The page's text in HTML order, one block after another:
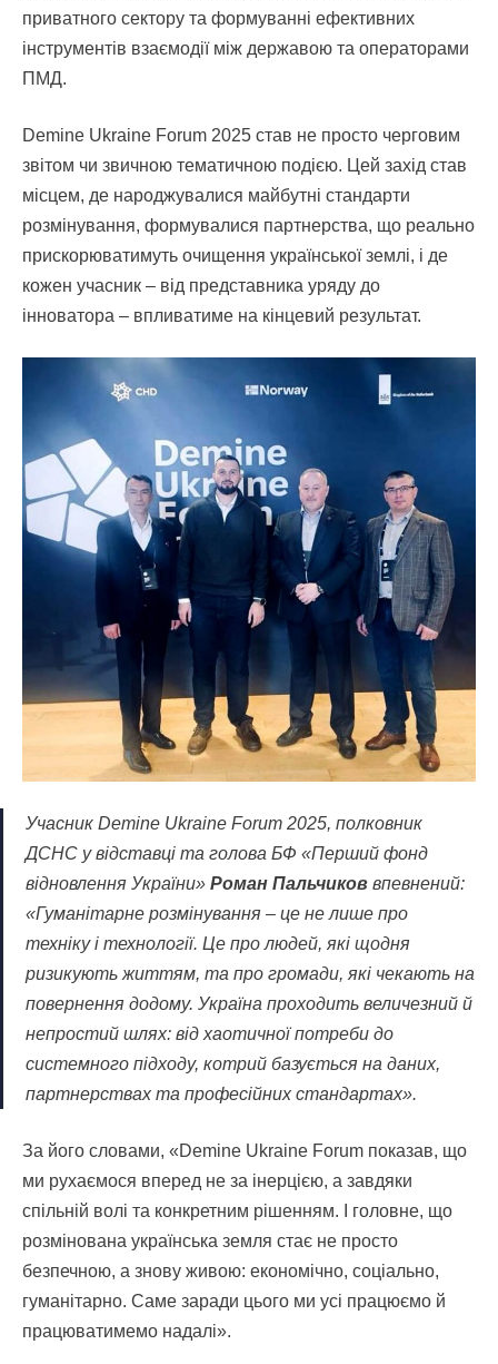
приватного сектору та формуванні ефективних
інструментів взаємодії між державою та операторами
ПМД.
Demine Ukraine Forum 2025 став не просто черговим
звітом чи звичною тематичною подією. Цей захід став
місцем, де народжувалися майбутні стандарти
розмінування, формувалися партнерства, що реально
прискорюватимуть очищення української землі, і де
кожен учасник – від представника уряду до
інноватора – впливатиме на кінцевий результат.
Учасник Demine Ukraine Forum 2025, полковник
ДСНС у відставці та голова БФ «Перший фонд
відновлення України» Роман Пальчиков впевнений:
«Гуманітарне розмінування – це не лише про
техніку і технології. Це про людей, які щодня
ризикують життям, та про громади, які чекають на
повернення додому. Україна проходить величезний й
непростий шлях: від хаотичної потреби до
системного підходу, котрий базується на даних,
партнерствах та професійних стандартах».
За його словами, «Demine Ukraine Forum показав, що
ми рухаємося вперед не за інерцією, а завдяки
спільній волі та конкретним рішенням. І головне, що
розмінована українська земля стає не просто
безпечною, а знову живою: економічно, соціально,
гуманітарно. Саме заради цього ми усі працюємо й
працюватимемо надалі».